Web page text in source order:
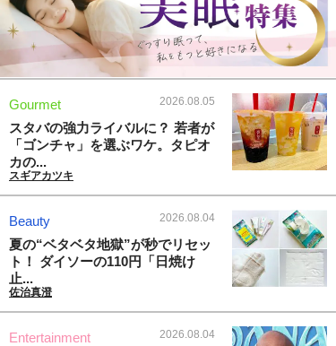
Gourmet 2026.08.05
スタバの強力ライバルに？ 若者が
「ゴンチャ」を選ぶワケ。タピオ
カの...
スギアカツキ
Beauty 2026.08.04
夏の“ベタベタ地獄”が秒でリセッ
ト！ ダイソーの110円「日焼け
止...
佐治真澄
Entertainment 2026.08.04